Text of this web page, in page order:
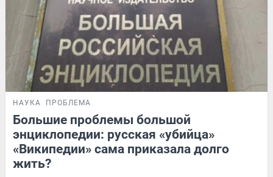
НАУКА ПРОБЛЕМА
Большие проблемы большой
энциклопедии: русская «убийца»
«Википедии» сама приказала долго
жить?